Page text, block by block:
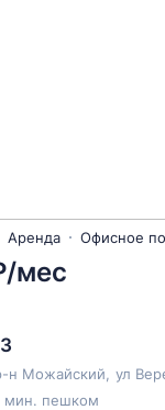
Аренда Офисное
мес
н Можайский ул
мин. пешком